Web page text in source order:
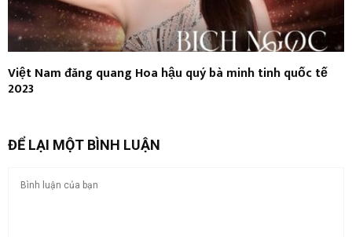
Việt Nam đăng quang Hoa hậu quý bà minh tinh quốc tế
2023
ĐỂ LẠI MỘT BÌNH LUẬN